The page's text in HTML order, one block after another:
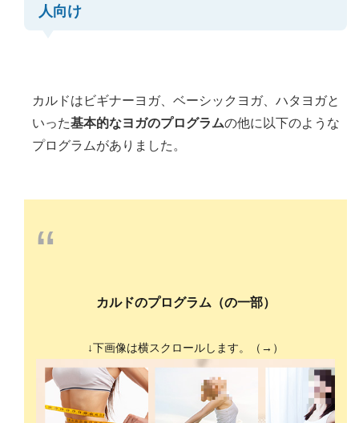
人向け
カルドはビギナーヨガ、ベーシックヨガ、ハタヨガと
いった基本的なヨガのプログラムの他に以下のような
プログラムがありました。
“
カルドのプログラム（の一部）
↓下画像は横スクロールします。（→）